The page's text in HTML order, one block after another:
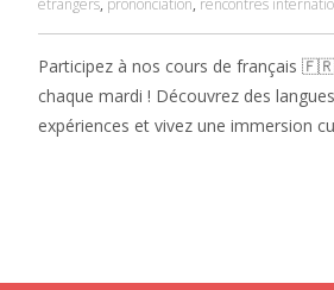
étrangers, prononciation, rencontres
Participez à nos cours de français
chaque mardi ! Découvrez des
expériences et vivez une immersion